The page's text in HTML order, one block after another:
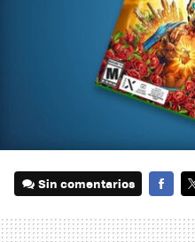
Sin comentarios